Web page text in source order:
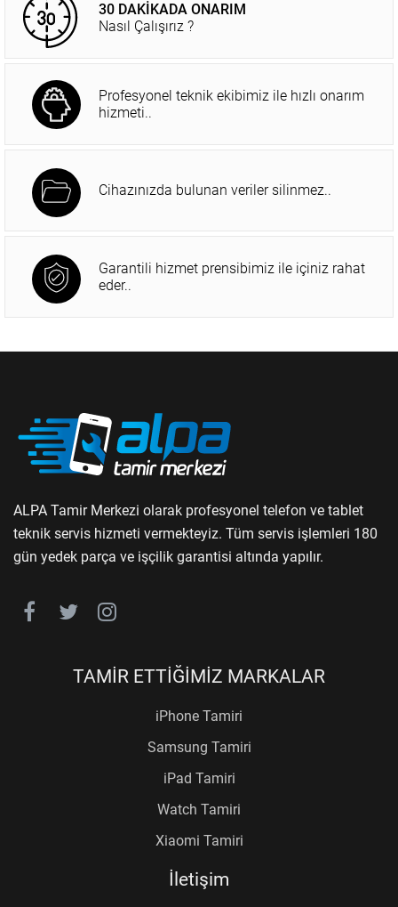
30 DAKİKADA ONARIM
Nasıl Çalışırız ?
Profesyonel teknik ekibimiz ile hızlı onarım
hizmeti..
Cihazınızda bulunan veriler silinmez..
Garantili hizmet prensibimiz ile içiniz rahat
eder..
ALPA Tamir Merkezi olarak profesyonel telefon ve tablet
teknik servis hizmeti vermekteyiz. Tüm servis işlemleri 180
gün yedek parça ve işçilik garantisi altında yapılır.
TAMİR ETTİĞİMİZ MARKALAR
iPhone Tamiri
Samsung Tamiri
iPad Tamiri
Watch Tamiri
Xiaomi Tamiri
İletişim